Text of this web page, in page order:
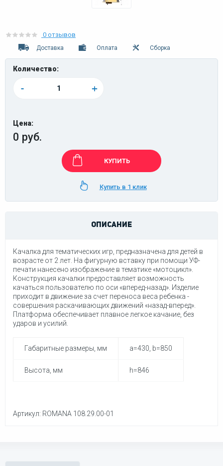
0 отзывов
Доставка Оплата Сборка
Количество:
- +
Цена:
0 руб.
КУПИТЬ
Купить в 1 клик
ОПИСАНИЕ
Качалка для тематических игр, предназначена для детей в
возрасте от 2 лет. На фигурную вставку при помощи УФ-
печати нанесено изображение в тематике «мотоцикл».
Конструкция качалки предоставляет возможность
качаться пользователю по оси «вперед-назад». Изделие
приходит в движение за счет переноса веса ребенка -
совершения раскачивающих движений «назад-вперед».
Платформа обеспечивает плавное легкое качание, без
ударов и усилий.
Габаритные размеры, мм a=430, b=850
Высота, мм h=846
Артикул: ROMANA 108.29.00-01